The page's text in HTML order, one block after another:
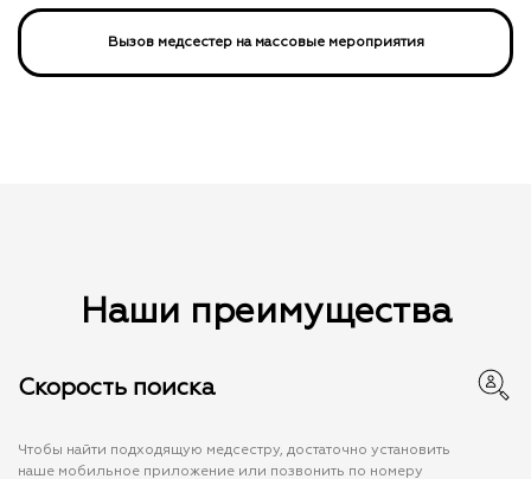
Вызов медсестер на массовые мероприятия
Наши преимущества
Скорость поиска
Чтобы найти подходящую медсестру, достаточно установить
наше мобильное приложение или позвонить по номеру